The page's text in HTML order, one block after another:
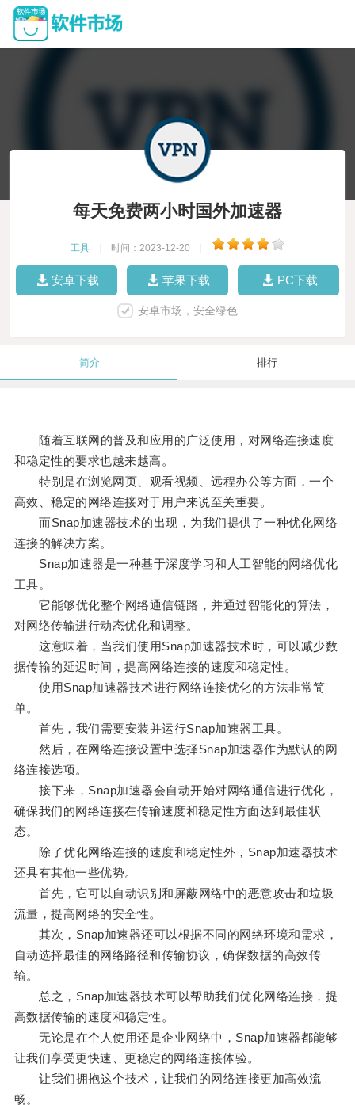
每天免费两小时国外加速器
工具 时间：2023-12-20
安卓下载 苹果下载 PC下载
安卓市场，安全绿色
简介 排行
随着互联网的普及和应用的广泛使用，对网络连接速度
和稳定性的要求也越来越高。
特别是在浏览网页、观看视频、远程办公等方面，一个
高效、稳定的网络连接对于用户来说至关重要。
而Snap加速器技术的出现，为我们提供了一种优化网络
连接的解决方案。
Snap加速器是一种基于深度学习和人工智能的网络优化
工具。
它能够优化整个网络通信链路，并通过智能化的算法，
对网络传输进行动态优化和调整。
这意味着，当我们使用Snap加速器技术时，可以减少数
据传输的延迟时间，提高网络连接的速度和稳定性。
使用Snap加速器技术进行网络连接优化的方法非常简
单。
首先，我们需要安装并运行Snap加速器工具。
然后，在网络连接设置中选择Snap加速器作为默认的网
络连接选项。
接下来，Snap加速器会自动开始对网络通信进行优化，
确保我们的网络连接在传输速度和稳定性方面达到最佳状
态。
除了优化网络连接的速度和稳定性外，Snap加速器技术
还具有其他一些优势。
首先，它可以自动识别和屏蔽网络中的恶意攻击和垃圾
流量，提高网络的安全性。
其次，Snap加速器还可以根据不同的网络环境和需求，
自动选择最佳的网络路径和传输协议，确保数据的高效传
输。
总之，Snap加速器技术可以帮助我们优化网络连接，提
高数据传输的速度和稳定性。
无论是在个人使用还是企业网络中，Snap加速器都能够
让我们享受更快速、更稳定的网络连接体验。
让我们拥抱这个技术，让我们的网络连接更加高效流
畅。